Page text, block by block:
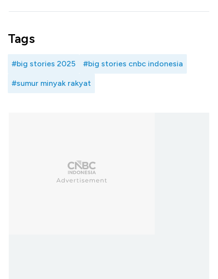
Tags
#big stories 2025 #big stories cnbc indonesia
#sumur minyak rakyat